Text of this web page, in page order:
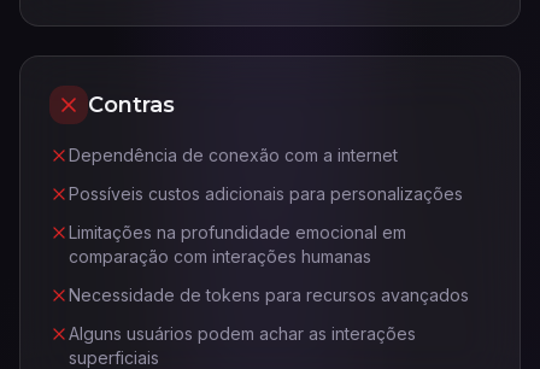
Contras
Dependência de conexão com a internet
Possíveis custos adicionais para personalizações
Limitações na profundidade emocional em
comparação com interações humanas
Necessidade de tokens para recursos avançados
Alguns usuários podem achar as interações
superficiais